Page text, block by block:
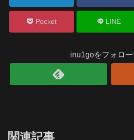
Pocket LINE
inu1goをフォロー
関連記事